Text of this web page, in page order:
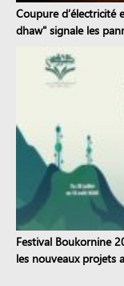
Coupure d’électricité
dhaw" signale les
Festival Boukornine
les nouveaux projets